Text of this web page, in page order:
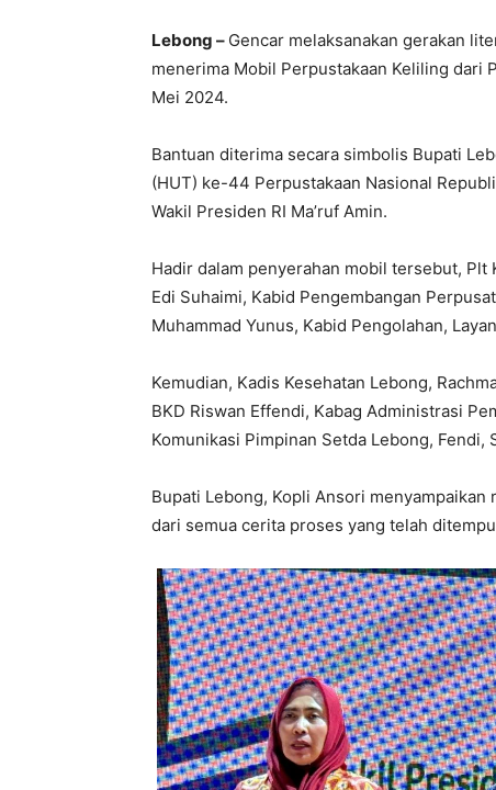
Lebong – Gencar melaksanakan gerakan
menerima Mobil Perpustakaan Keliling dari
Mei 2024.
Bantuan diterima secara simbolis Bupati
(HUT) ke-44 Perpustakaan Nasional
Wakil Presiden RI Ma’ruf Amin.
Hadir dalam penyerahan mobil tersebut, Plt
Edi Suhaimi, Kabid Pengembangan
Muhammad Yunus, Kabid Pengolahan,
Kemudian, Kadis Kesehatan Lebong,
BKD Riswan Effendi, Kabag Administrasi
Komunikasi Pimpinan Setda Lebong, Fendi,
Bupati Lebong, Kopli Ansori
dari semua cerita proses yang telah